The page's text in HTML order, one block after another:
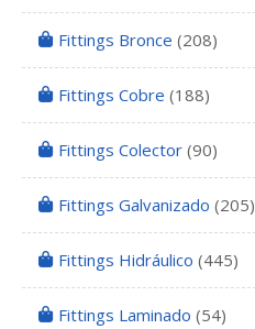
Fittings Bronce (208)
Fittings Cobre (188)
Fittings Colector (90)
Fittings Galvanizado (205)
Fittings Hidráulico (445)
Fittings Laminado (54)